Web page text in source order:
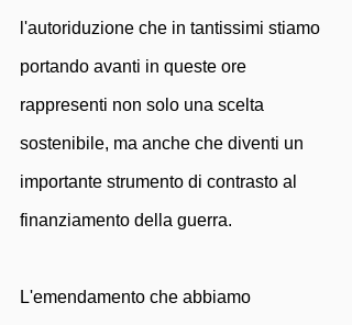
l'autoriduzione che in tantissimi stiamo
portando avanti in queste ore
rappresenti non solo una scelta
sostenibile, ma anche che diventi un
importante strumento di contrasto al
finanziamento della guerra.
L'emendamento che abbiamo